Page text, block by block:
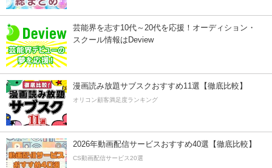
芸能界を志す10代～20代を応援！オーディション・
スクール情報はDeview
漫画読み放題サブスクおすすめ11選【徹底比較】
オリコン顧客満足度ランキング
2026年動画配信サービスおすすめ40選【徹底比較】
CS動画配信サービス20選